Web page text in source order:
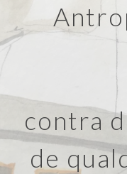
contra
de